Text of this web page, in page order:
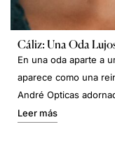
Cáliz: Una Oda
En una oda aparte a
aparece como una
André Opticas
Leer más